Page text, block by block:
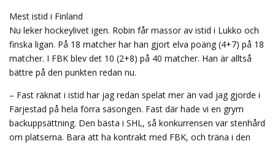
Mest istid i Finland
Nu leker hockeylivet igen. Robin får massor av istid i Lukko och
finska ligan. På 18 matcher har han gjort elva poäng (4+7) på 18
matcher. I FBK blev det 10 (2+8) på 40 matcher. Han är alltså
bättre på den punkten redan nu.
– Fast räknat i istid har jag redan spelat mer än vad jag gjorde i
Färjestad på hela förra säsongen. Fast där hade vi en grym
backuppsättning. Den bästa i SHL, så konkurrensen var stenhård
om platserna. Bara att ha kontrakt med FBK, och träna i den